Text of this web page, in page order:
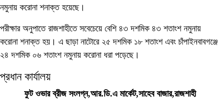
নমুনায় করোনা শনাক্ত হয়েছে।
পরীক্ষার অনুপাতে রাজশাহীতে সবেচেয়ে বেশি ৪৩ দশমিক ৪৩ শতাংশ নমুনায়
করোনা শনাক্ত হয়। এ ছাড়া নাটোরে ২৫ দশমিক ১৮ শতাংশ এবং চাঁপাইনবাবগঞ্জে
২৪ দশমিক ০৬ শতাংশ নমুনায় করোনা ধরা পড়েছে।
প্রধান কার্যালয়
ফুট ওভার ব্রীজ সংলগ্ন,আর.ডি.এ মার্কেট,সাহেব বাজার,রাজশাহী